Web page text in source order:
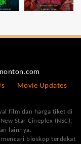
Movie Updates
film dan harga tiket di
Star Cineplex (NSC),
lainnya.
bioskop terdekat